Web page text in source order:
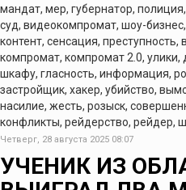
мандат, мер, губернатор,
суд, видеокомпромат, шоу-
контент, сенсация, преступность,
компромат, компромат 2.0, улики,
шкафу, гласность, информация,
застройщик, хакер, убийство,
насилие, жесть, розыск,
конфликты, рейдерство, рейдер,
Четверг, 28 августа 2025 08:07
УЧЕНИК ИЗ